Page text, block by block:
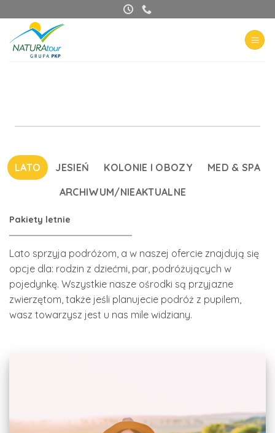
zawartości
LATO JESIEŃ KOLONIE I OBOZY
MED & SPA
ARCHIWUM/NIEAKTUALNE
Pakiety letnie
Lato sprzyja podróżom, a w naszej ofercie znajdują się
opcje dla: rodzin z dziećmi, par, podróżujących w
pojedynkę. Wszystkie nasze ośrodki są przyjazne
zwierzętom, także jeśli planujecie podróż z pupilem,
wasz towarzysz jest u nas mile widziany.